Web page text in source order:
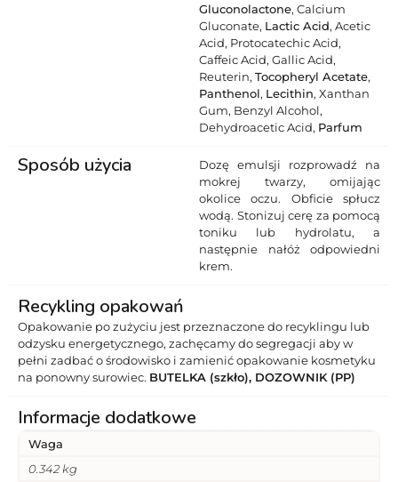
Gluconolactone, Calcium
Gluconate, Lactic Acid, Acetic
Acid, Protocatechic Acid,
Caffeic Acid, Gallic Acid,
Reuterin, Tocopheryl Acetate,
Panthenol, Lecithin, Xanthan
Gum, Benzyl Alcohol,
Dehydroacetic Acid, Parfum
Sposób użycia
Dozę emulsji rozprowadź na
mokrej twarzy, omijając
okolice oczu. Obficie spłucz
wodą. Stonizuj cerę za pomocą
toniku lub hydrolatu, a
następnie nałóż odpowiedni
krem.
Recykling opakowań
Opakowanie po zużyciu jest przeznaczone do recyklingu lub
odzysku energetycznego, zachęcamy do segregacji aby w
pełni zadbać o środowisko i zamienić opakowanie kosmetyku
na ponowny surowiec. BUTELKA (szkło), DOZOWNIK (PP)
Informacje dodatkowe
Waga
0.342 kg